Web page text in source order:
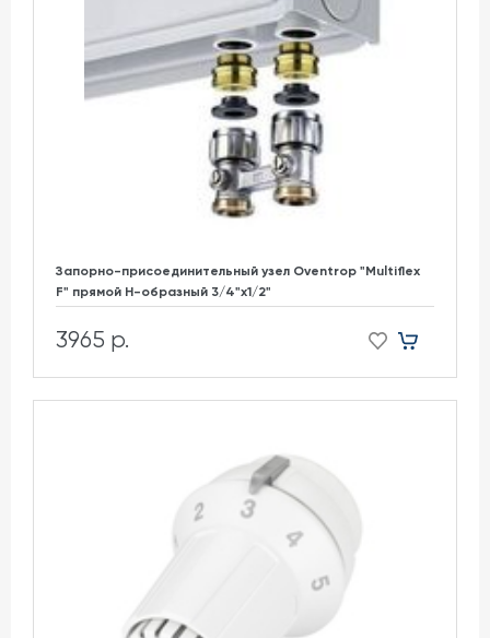
Запорно-присоединительный узел Oventrop "Multiflex
F" прямой H-образный 3/4"х1/2"
3965 р.